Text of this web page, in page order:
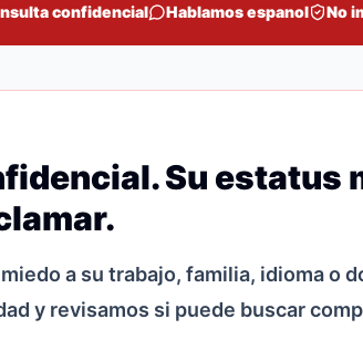
confidencial Hablamos espanol No
Su estatus
a su trabajo, familia, idioma o
y revisamos si puede buscar